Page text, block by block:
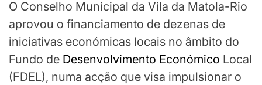
O Conselho Municipal da Vila da Matola-Rio
aprovou o financiamento de dezenas de
iniciativas económicas locais no âmbito do
Fundo de Desenvolvimento Económico Local
(FDEL), numa acção que visa impulsionar o